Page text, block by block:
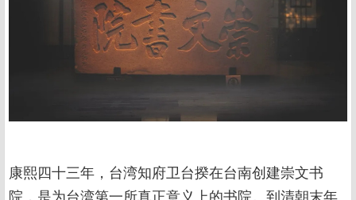
康熙四十三年，台湾知府卫台揆在台南创建崇文书